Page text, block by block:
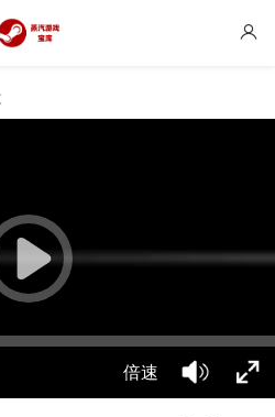
倍速